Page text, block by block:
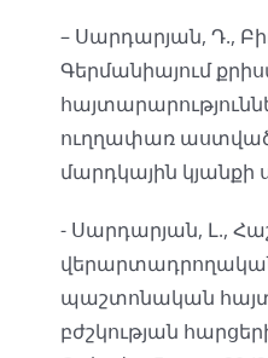
– Սարդարյան, Դ.,
Գերմանիայում
ուղղափառ
մարդկային կյանքի
- Սարդարյան, Լ.,
վերարտադրողական
պաշտոնական
բժշկության